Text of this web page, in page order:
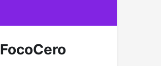
FocoCero